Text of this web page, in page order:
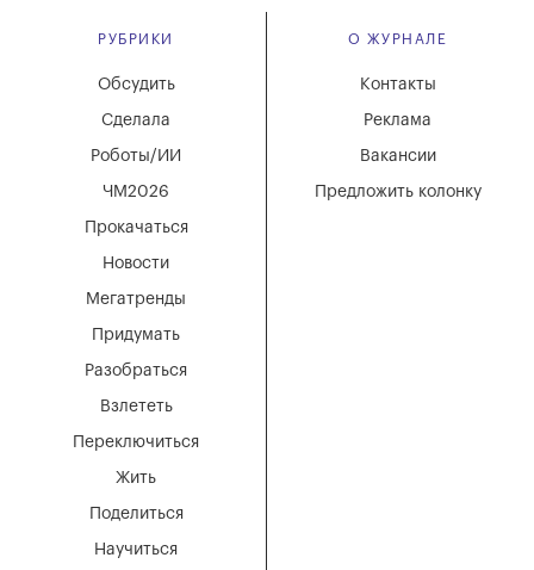
РУБРИКИ
Мегатренды
Придумать
Разобраться
Взлететь
Новости
Переключиться
Жить
Поделиться
Научиться
Обсудить
Сделала
Роботы/ИИ
ЧМ2026
Прокачаться
О ЖУРНАЛЕ
Вакансии
Реклама
Контакты
Предложить колонку